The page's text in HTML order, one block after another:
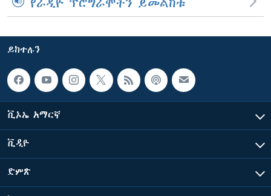
የራዲዮ ፕሮግራሞችን ይመልከቱ
ይከተሉን
ቪኦኤ አማርኛ
ቪዲዮ
ድምጽ